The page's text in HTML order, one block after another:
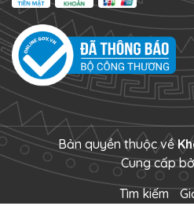
Bản quyền thuộc về
Cung cấp
Tìm kiếm